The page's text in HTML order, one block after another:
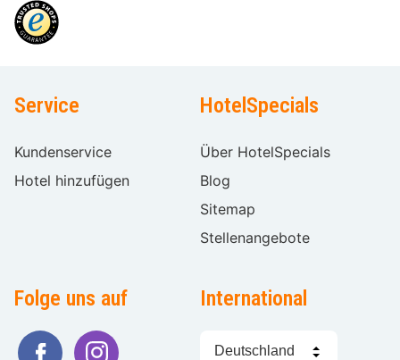
Service
Kundenservice
Hotel hinzufügen
HotelSpecials
Über HotelSpecials
Blog
Sitemap
Stellenangebote
Folge uns auf International